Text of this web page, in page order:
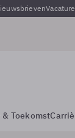
& Toekomst